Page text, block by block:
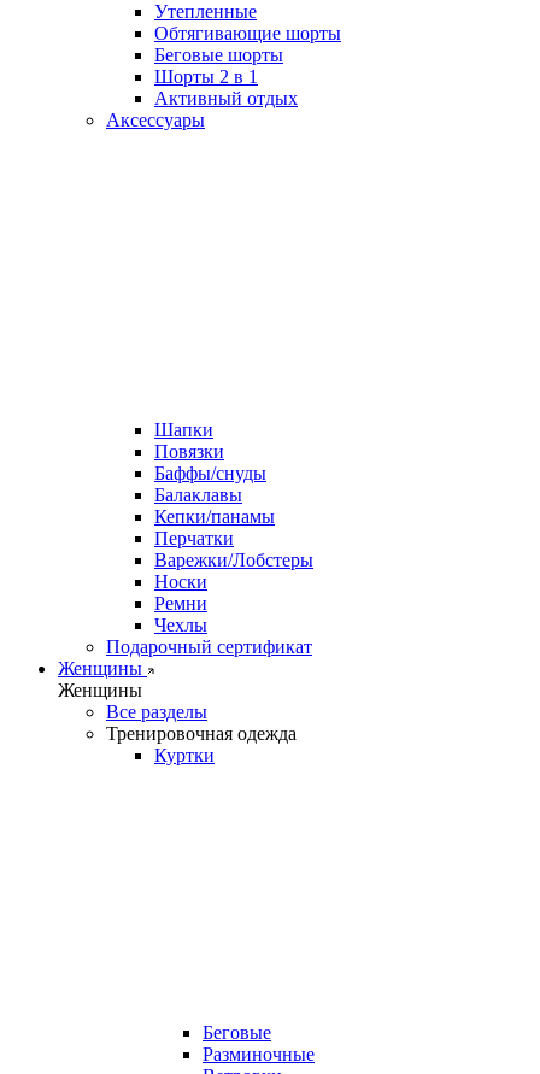
Утепленные
Обтягивающие шорты
Беговые шорты
Шорты 2 в 1
Активный отдых
Аксессуары
Шапки
Повязки
Баффы/снуды
Балаклавы
Кепки/панамы
Перчатки
Варежки/Лобстеры
Носки
Ремни
Чехлы
Подарочный сертификат
Женщины
Женщины
Все разделы
Тренировочная одежда
Куртки
Беговые
Разминочные